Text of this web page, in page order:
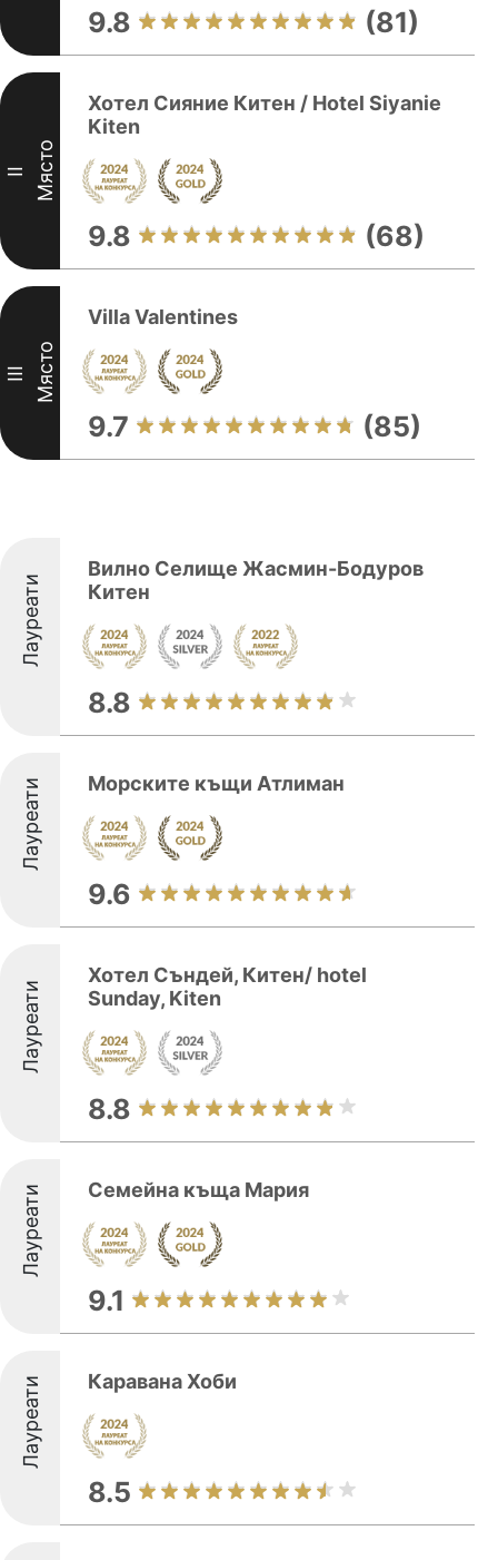
9.8 (81)
II Място
Хотел Сияние Китен / Hotel Siyanie
Kiten
9.8 (68)
III Място
Villa Valentines
9.7 (85)
Лауреати
Вилно Селище Жасмин-Бодуров
Китен
8.8
Лауреати Морските къщи Атлиман
9.6
Лауреати
Хотел Съндей, Китен/ hotel
Sunday, Kiten
8.8
Лауреати Семейна къща Мария
9.1
Лауреати Каравана Хоби
8.5